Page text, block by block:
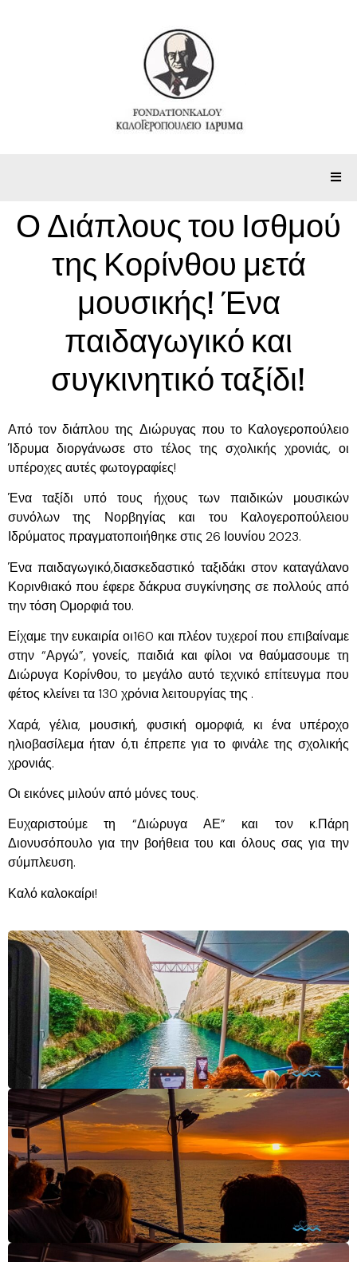
Ο Διάπλους του Ισθμού
της Κορίνθου μετά
μουσικής! Ένα
παιδαγωγικό και
συγκινητικό ταξίδι!
Από τον διάπλου της Διώρυγας που το Καλογεροπούλειο
Ίδρυμα διοργάνωσε στο τέλος της σχολικής χρονιάς, οι
υπέροχες αυτές φωτογραφίες!
Ένα ταξίδι υπό τους ήχους των παιδικών μουσικών
συνόλων της Νορβηγίας και του Καλογεροπούλειου
Ιδρύματος πραγματοποιήθηκε στις 26 Ιουνίου 2023.
Ένα παιδαγωγικό,διασκεδαστικό ταξιδάκι στον καταγάλανο
Κορινθιακό που έφερε δάκρυα συγκίνησης σε πολλούς από
την τόση Ομορφιά του.
Είχαμε την ευκαιρία οι160 και πλέον τυχεροί που επιβαίναμε
στην “Αργώ”, γονείς, παιδιά και φίλοι να θαύμασουμε τη
Διώρυγα Κορίνθου, το μεγάλο αυτό τεχνικό επίτευγμα που
φέτος κλείνει τα 130 χρόνια λειτουργίας της .
Χαρά, γέλια, μουσική, φυσική ομορφιά, κι ένα υπέροχο
ηλιοβασίλεμα ήταν ό,τι έπρεπε για το φινάλε της σχολικής
χρονιάς.
Οι εικόνες μιλούν από μόνες τους.
Ευχαριστούμε τη “Διώρυγα ΑΕ” και τον κ.Πάρη
Διονυσόπουλο για την βοήθεια του και όλους σας για την
σύμπλευση.
Καλό καλοκαίρι!